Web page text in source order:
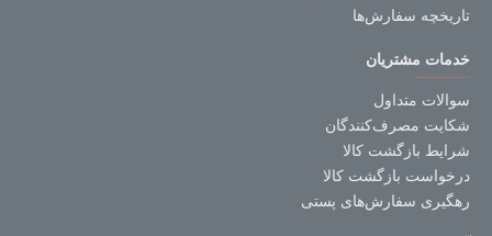
تاریخچه سفارش‌ها
خدمات مشتریان
سوالات متداول
شکایت مصرف‌کنندگان
شرایط بازگشت کالا
درخواست بازگشت کالا
رهگیری سفارش‌های پستی